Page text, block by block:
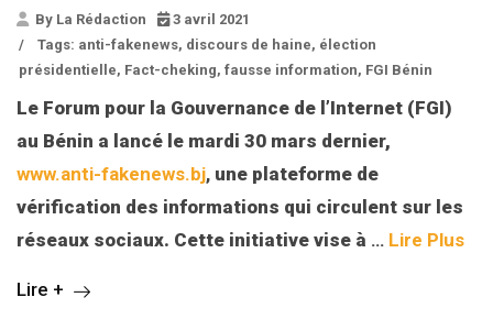
By La Rédaction
3 avril 2021
/
Tags: anti-fakenews, discours de haine, élection
présidentielle, Fact-cheking, fausse information, FGI Bénin
Le Forum pour la Gouvernance de l’Internet (FGI)
au Bénin a lancé le mardi 30 mars dernier,
www.anti-fakenews.bj, une plateforme de
vérification des informations qui circulent sur les
réseaux sociaux. Cette initiative vise à … Lire Plus
Lire +